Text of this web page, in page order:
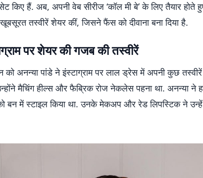
किए हैं. अब, अपनी वेब सीरीज ‘कॉल मी बे’ के लिए तैयार
तस्वीरें शेयर कीं, जिसने फैंस को दीवाना बना दिया है.
पर शेयर कीगजब की तस्वीरें
अनन्या पांडे ने इंस्टाग्राम पर लाल ड्रेस में अपनी कुछ
मैचिंग हील्स और फैब्रिक रोज नेकलेस पहना था. अनन्या ने
बन में स्टाइल किया था. उनके मेकअप और रेड लिपस्टिक ने उन्हें